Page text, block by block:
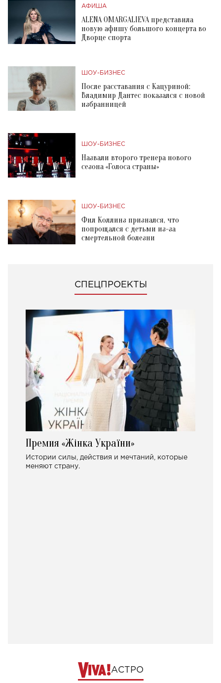
АФИША
ALENA OMARGALIEVA представила
новую афишу большого концерта во
Дворце спорта
ШОУ-БИЗНЕС
После расставания с Кацуриной:
Владимир Дантес показался с новой
избранницей
ШОУ-БИЗНЕС
Назвали второго тренера нового
сезона «Голоса страны»
ШОУ-БИЗНЕС
Фил Коллинз признался, что
попрощался с детьми из-за
смертельной болезни
СПЕЦПРОЕКТЫ
Премия «Жінка України»
Истории силы, действия и мечтаний, которые
меняют страну.
АСТРО